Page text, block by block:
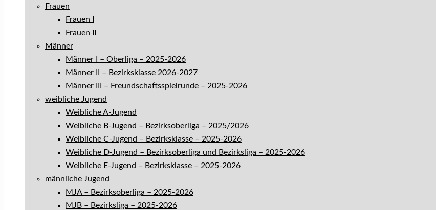
Frauen
Frauen I
Frauen II
Männer
Männer I – Oberliga – 2025-2026
Männer II – Bezirksklasse 2026-2027
Männer III – Freundschaftsspielrunde – 2025-2026
weibliche Jugend
Weibliche A-Jugend
Weibliche B-Jugend – Bezirksoberliga – 2025/2026
Weibliche C-Jugend – Bezirksklasse – 2025-2026
Weibliche D-Jugend – Bezirksoberliga und Bezirksliga – 2025-2026
Weibliche E-Jugend – Bezirksklasse – 2025-2026
männliche Jugend
MJA – Bezirksoberliga – 2025-2026
MJB – Bezirksliga – 2025-2026